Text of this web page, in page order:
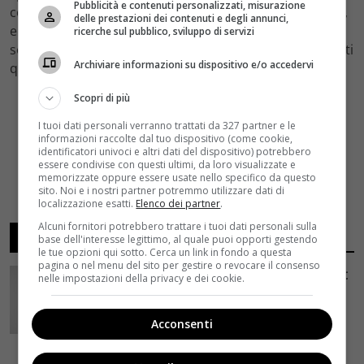
come in “Pixar Easter Eggs”(questo è il nome del video,
e le cosiddette “easter eggs” sono proprio delle
sorprese nascoste all’interno dei film) vengono mostrati
questi sottili collegamenti.
ARTICOLI RECENTI
Avengers: Doomsday, il concept art
svela Dottor Destino di Robert
Downey Jr. e gli X-Men dell’MCU
5 Agosto 2026
Pubblicità e contenuti personalizzati, misurazione
delle prestazioni dei contenuti e degli annunci,
ricerche sul pubblico, sviluppo di servizi
Archiviare informazioni su dispositivo e/o accedervi
Scopri di più
I tuoi dati personali verranno trattati da 327 partner e le
informazioni raccolte dal tuo dispositivo (come cookie,
identificatori univoci e altri dati del dispositivo) potrebbero
essere condivise con questi ultimi, da loro visualizzate e
memorizzate oppure essere usate nello specifico da questo
sito. Noi e i nostri partner potremmo utilizzare dati di
localizzazione esatti. Elenco dei partner.
Alcuni fornitori potrebbero trattare i tuoi dati personali sulla
base dell'interesse legittimo, al quale puoi opporti gestendo
le tue opzioni qui sotto. Cerca un link in fondo a questa
pagina o nel menu del sito per gestire o revocare il consenso
nelle impostazioni della privacy e dei cookie.
Acconsenti